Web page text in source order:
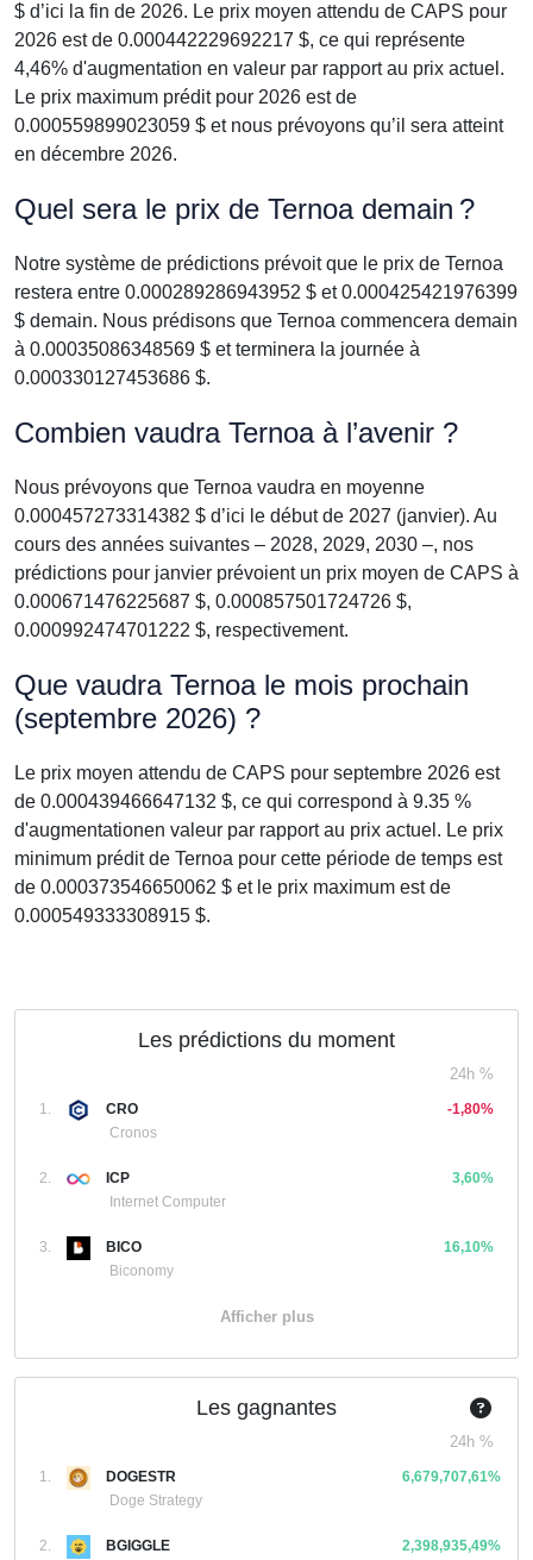
$ d’ici la fin de 2026. Le prix moyen attendu de CAPS pour
2026 est de 0.000442229692217 $, ce qui représente
4,46% d'augmentation en valeur par rapport au prix actuel.
Le prix maximum prédit pour 2026 est de
0.000559899023059 $ et nous prévoyons qu’il sera atteint
en décembre 2026.
Quel sera le prix de Ternoa demain ?
Notre système de prédictions prévoit que le prix de Ternoa
restera entre 0.000289286943952 $ et 0.000425421976399
$ demain. Nous prédisons que Ternoa commencera demain
à 0.00035086348569 $ et terminera la journée à
0.000330127453686 $.
Combien vaudra Ternoa à l’avenir ?
Nous prévoyons que Ternoa vaudra en moyenne
0.000457273314382 $ d’ici le début de 2027 (janvier). Au
cours des années suivantes – 2028, 2029, 2030 –, nos
prédictions pour janvier prévoient un prix moyen de CAPS à
0.000671476225687 $, 0.000857501724726 $,
0.000992474701222 $, respectivement.
Que vaudra Ternoa le mois prochain
(septembre 2026) ?
Le prix moyen attendu de CAPS pour septembre 2026 est
de 0.000439466647132 $, ce qui correspond à 9.35 %
d'augmentationen valeur par rapport au prix actuel. Le prix
minimum prédit de Ternoa pour cette période de temps est
de 0.000373546650062 $ et le prix maximum est de
0.000549333308915 $.
Les prédictions du moment
24h %
1.
CRO
Cronos
-1,80%
2.
ICP
Internet Computer
3,60%
3.
BICO
Biconomy
16,10%
Afficher plus
Les gagnantes
24h %
1.
DOGESTR
Doge Strategy
6,679,707,61%
2.
BGIGGLE
2,398,935,49%